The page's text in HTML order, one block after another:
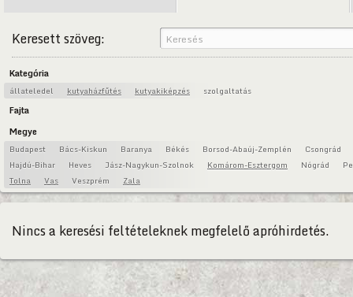
Keresett szöveg:
Kategória
állateledel kutyaházfűtés kutyakiképzés szolgaltatás
Fajta
Megye
Budapest Bács-Kiskun Baranya Békés Borsod-Abaúj-Zemplén
Csongrád
Hajdú-Bihar
Heves Jász-Nagykun-Szolnok Komárom-Esztergom Nógrád
Tolna
Vas Veszprém Zala
Nincs a keresési feltételeknek megfelelő apróhirdetés.